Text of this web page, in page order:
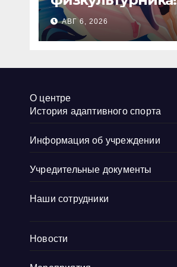
АВГ 6, 2026
О центре
История адаптивного спорта
Информация об учреждении
Учредительные документы
Наши сотрудники
Новости